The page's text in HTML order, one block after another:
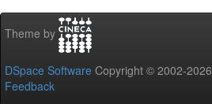
Theme by
DSpace Software Copyright © 2002-2026
Feedback